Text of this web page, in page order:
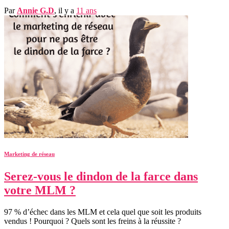
ParAnnie G.D, il y a 11 ans
Marketing de réseau
Serez-vous le dindon de la farce dans
votre MLM ?
97 % d’échec dans les MLM et cela quel que soit les produits
vendus ! Pourquoi ? Quels sont les freins à la réussite ?